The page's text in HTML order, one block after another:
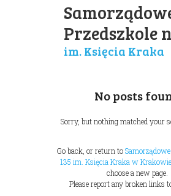
Przedszkole
im. Księcia Kraka
No posts
Sorry, but nothing matched your
Go back, or return to
135 im. Księcia Kraka w Krakowie
choose a new page.
Please report any broken links